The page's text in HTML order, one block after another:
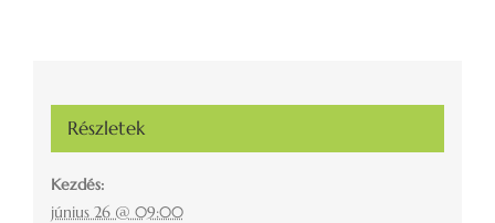
Részletek
Kezdés:
június 26 @ 09:00